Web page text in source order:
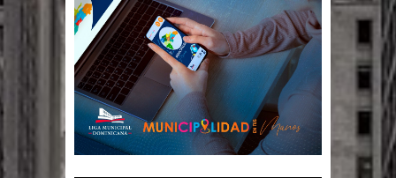
Congreso
Presidente LMD Víctor D´Aza
supervisa obra relleno sanitario y se
reúne con alcalde San Cristóbal